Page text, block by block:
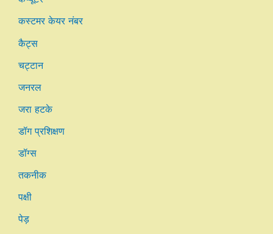
कस्टमर केयर नंबर
कैट्स
चट्टान
जनरल
जरा हटके
डॉग प्रशिक्षण
डॉग्स
तकनीक
पक्षी
पेड़